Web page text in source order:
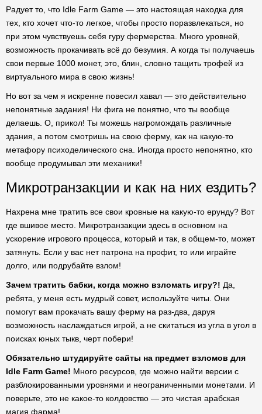
Радует то, что Idle Farm Game — это настоящая находка для
тех, кто хочет что-то легкое, чтобы просто поразвлекаться, но
при этом чувствуешь себя гуру фермерства. Много уровней,
возможность прокачивать всё до безумия. А когда ты получаешь
свои первые 1000 монет, это, блин, словно тащить трофей из
виртуального мира в свою жизнь!
Но вот за чем я искренне повесил хавал — это действительно
непонятные задания! Ни фига не понятно, что ты вообще
делаешь. О, прикол! Ты можешь нагромождать различные
здания, а потом смотришь на свою ферму, как на какую-то
метафору психоделического сна. Иногда просто непонятно, кто
вообще продумывал эти механики!
Микротранзакции и как на них ездить?
Нахрена мне тратить все свои кровные на какую-то ерунду? Вот
где вшивое место. Микротранзакции здесь в основном на
ускорение игрового процесса, который и так, в общем-то, может
затянуть. Если у вас нет патрона на профит, то или играйте
долго, или подрубайте взлом!
Зачем тратить бабки, когда можно взломать игру?! Да,
ребята, у меня есть мудрый совет, используйте читы. Они
помогут вам прокачать вашу ферму на раз-два, даруя
возможность наслаждаться игрой, а не скитаться из угла в угол в
поисках юных тыкв, черт побери!
Обязательно штудируйте сайты на предмет взломов для
Idle Farm Game! Много ресурсов, где можно найти версии с
разблокированными уровнями и неограниченными монетами. И
поверьте, это не какое-то колдовство — это чистая арабская
магия фарма!